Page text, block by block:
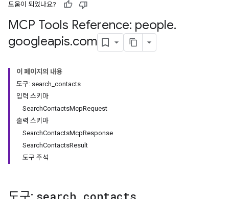
도움이 되었나요?
MCP Tools Reference: people.
googleapis.com
이 페이지의 내용
도구: search_contacts
입력 스키마
SearchContactsMcpRequest
출력 스키마
SearchContactsMcpResponse
SearchContactsResult
도구 주석